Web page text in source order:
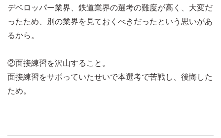
デベロッパー業界、鉄道業界の選考の難度が高く、大変だ
ったため、別の業界を見ておくべきだったという思いがあ
るから。
②面接練習を沢山すること。
面接練習をサボっていたせいで本選考で苦戦し、後悔した
ため。